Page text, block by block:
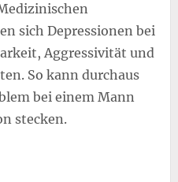
sich Depressionen bei
Aggressivität und
So kann durchaus
bei einem Mann
stecken.